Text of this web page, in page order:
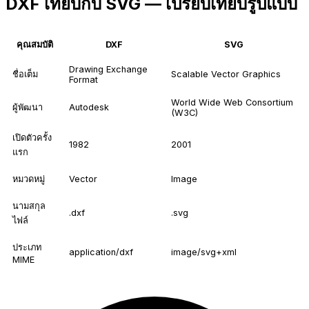
คุณสมบัติ DXF SVG
ชื่อเต็ม
Drawing Exchange
Format
Scalable Vector Graphics
ผู้พัฒนา Autodesk
World Wide Web Consortium
(W3C)
เปิดตัวครั้ง
แรก
1982 2001
หมวดหมู่ Vector Image
นามสกุล
ไฟล์
.dxf .svg
ประเภท
MIME
application/dxf image/svg+xml